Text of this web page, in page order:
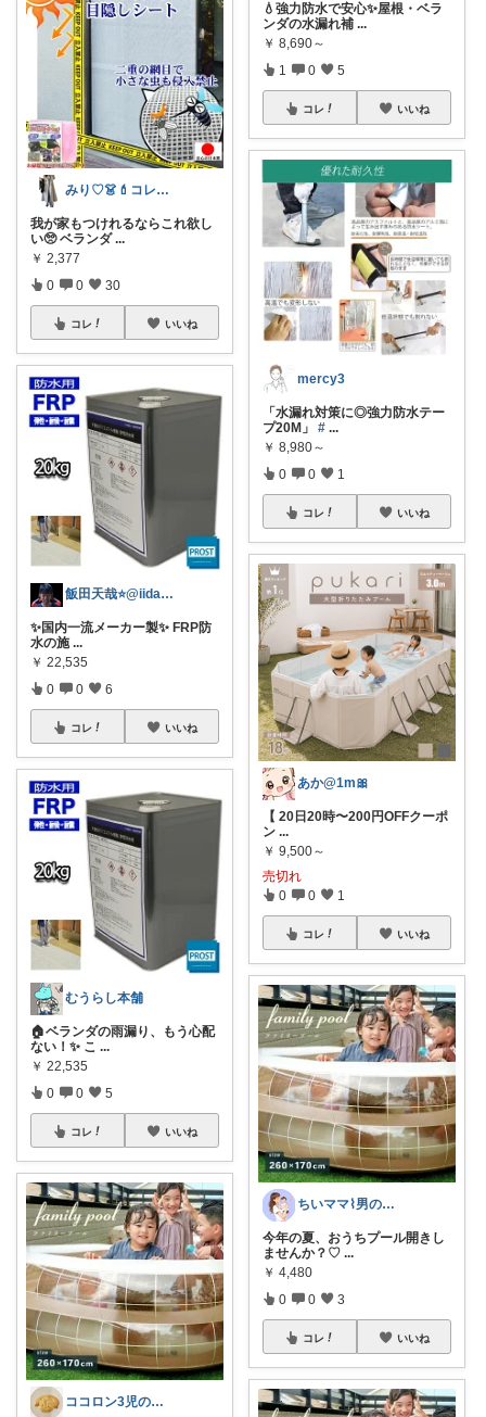
みり♡👗💄コレNG✖️
我が家もつけれるならこれ欲し
い🥺 ベランダ ...
￥ 2,377
0 0 30
コレ いいね
飯田天哉⭐️@iida.tennya
✨国内一流メーカー製✨ FRP防
水の施 ...
￥ 22,535
0 0 6
コレ いいね
むうらし本舗
🏠ベランダの雨漏り、もう心配
ない！✨ こ ...
￥ 22,535
0 0 5
コレ いいね
ココロン3児のママ
💧強力防水で安心✨屋根・ベラ
ンダの水漏れ補 ...
￥ 8,690～
1 0 5
コレ いいね
mercy3
「水漏れ対策に◎強力防水テー
プ20M」 # ...
￥ 8,980～
0 0 1
コレ いいね
あか@1m🎀
【 20日20時〜200円OFFクーポ
ン ...
￥ 9,500～
売切れ
0 0 1
コレ いいね
ちいママ⌇男の子ママ
今年の夏、おうちプール開きし
ませんか？♡ ...
￥ 4,480
0 0 3
コレ いいね